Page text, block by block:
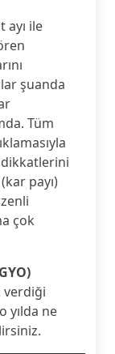
ayı ile
şuanda
Tüm
dikkatlerini
payı)
çok
verdiği
yılda ne